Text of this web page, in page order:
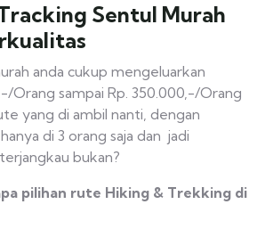
Sentul Murah
anda cukup mengeluarkan
Orang sampai Rp. 350.000,-/Orang
yang di ambil nanti, dengan
di 3 orang saja dan jadi
bukan?
pilihan rute Hiking & Trekking di